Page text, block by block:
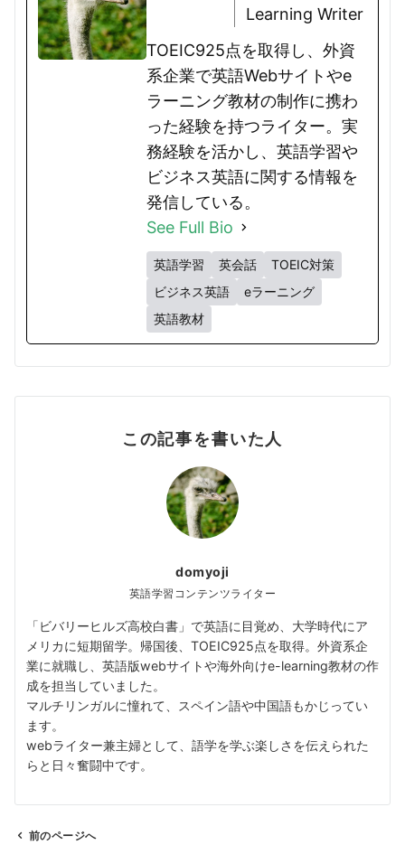
Learning Writer
TOEIC925点を取得し、外資
系企業で英語Webサイトやe
ラーニング教材の制作に携わ
った経験を持つライター。実
務経験を活かし、英語学習や
ビジネス英語に関する情報を
発信している。
See Full Bio
英語学習 英会話
TOEIC対策
ビジネス英語
eラーニング
英語教材
この記事を書いた人
domyoji
英語学習コンテンツライター
「ビバリーヒルズ高校白書」で英語に目覚め、大学時代にア
メリカに短期留学。帰国後、TOEIC925点を取得。外資系企
業に就職し、英語版webサイトや海外向けe-learning教材の作
成を担当していました。
マルチリンガルに憧れて、スペイン語や中国語もかじってい
ます。
webライター兼主婦として、語学を学ぶ楽しさを伝えられた
らと日々奮闘中です。
前のページへ